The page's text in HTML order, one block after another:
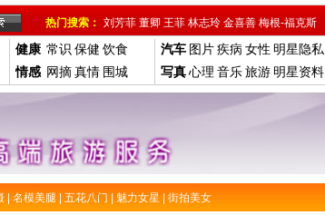
热门搜索： 刘芳菲 董卿 王菲 林志玲 金喜善 梅根-福克斯
健康 常识 保健 饮食
情感 网摘真情 围城
汽车 图片疾病 女性 明星隐私
写真心理 音乐旅游 明星资料
名模美腿 五花八门 魅力女星 街拍美女